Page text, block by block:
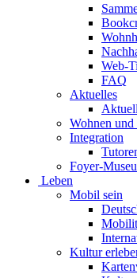
Web-
FAQ
Aktuelles
Wohnen und
Integration
Foyer-
Leben
Mobil sein
Kultur